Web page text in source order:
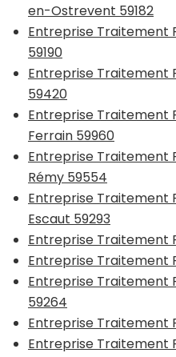
en-Ostrevent 59182
Entreprise Traitement
59190
Entreprise Traitement
59420
Entreprise Traitement
Ferrain 59960
Entreprise Traitement
Rémy 59554
Entreprise Traitement
Escaut 59293
Entreprise Traitement
Entreprise Traitement
Entreprise Traitement
59264
Entreprise Traitement
Entreprise Traitement